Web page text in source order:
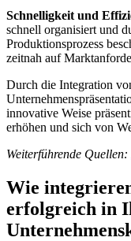
Schnelligkeit und
schnell organisiert und
Produktionsprozess
zeitnah auf
Durch die Integration
innovative Weise
erhöhen und sich von
Weiterführende Quellen:
Wie
erfolgreich in